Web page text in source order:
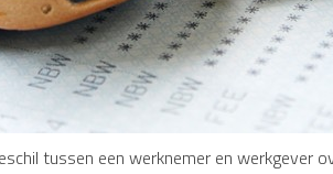
tussen een werknemer en werkgever